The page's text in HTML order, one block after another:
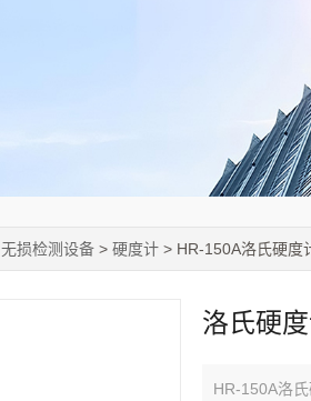
无损检测设备 > 硬度计 > HR-150A洛氏硬度
洛氏硬
HR-150A洛